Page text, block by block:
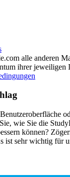
alle anderen
ihrer jeweiligen
wie Sie die
können?
ist sehr wichtig für